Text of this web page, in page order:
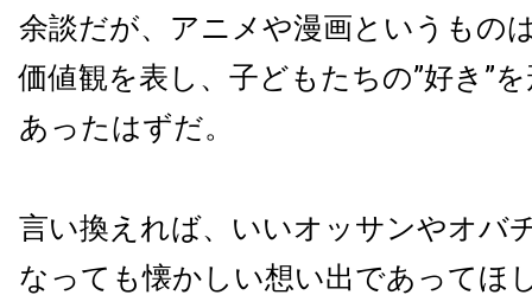
余談だが、アニメや漫画というもの
価値観を表し、子どもたちの”好き”
あったはずだ。
言い換えれば、いいオッサンやオバ
なっても懐かしい想い出であってほ